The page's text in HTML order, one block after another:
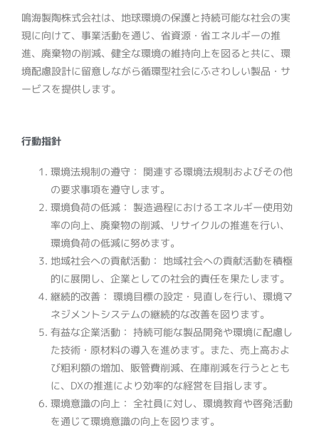
鳴海製陶株式会社は、地球環境の保護と持続可能な社会の実
現に向けて、事業活動を通じ、省資源・省エネルギーの推
進、廃棄物の削減、健全な環境の維持向上を図ると共に、環
境配慮設計に留意しながら循環型社会にふさわしい製品・サ
ービスを提供します。
行動指針
環境法規制の遵守： 関連する環境法規制およびその他
の要求事項を遵守します。
環境負荷の低減： 製造過程におけるエネルギー使用効
率の向上、廃棄物の削減、リサイクルの推進を行い、
環境負荷の低減に努めます。
地域社会への貢献活動： 地域社会への貢献活動を積極
的に展開し、企業としての社会的責任を果たします。
継続的改善： 環境目標の設定・見直しを行い、環境マ
ネジメントシステムの継続的な改善を図ります。
有益な企業活動： 持続可能な製品開発や環境に配慮し
た技術・原材料の導入を進めます。また、売上高およ
び粗利額の増加、販管費削減、在庫削減を行うととも
に、DXの推進により効率的な経営を目指します。
環境意識の向上： 全社員に対し、環境教育や啓発活動
を通じて環境意識の向上を図ります。